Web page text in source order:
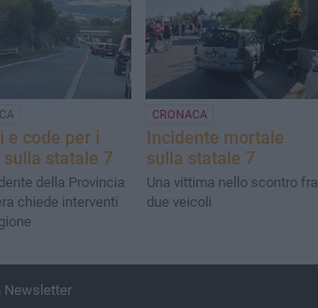
e code per i
sulla statale 7
della Provincia
chiede interventi
CRONACA
Incidente mortale
sulla statale 7
Una vittima nello scontro fra
due veicoli
Newsletter